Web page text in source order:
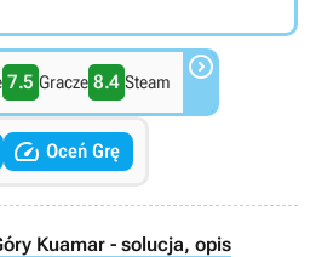
7.5 Gracze 8.4 Steam 
 Oceń Grę
Kuamar - solucja, opis